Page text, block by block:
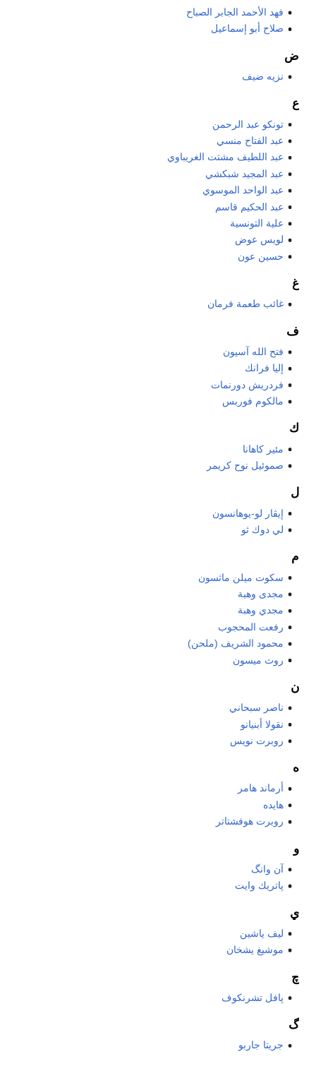
فهد الأحمد الجابر الصباح
صلاح أبو إسماعيل
ض
نزيه ضيف
ع
تونكو عبد الرحمن
عبد الفتاح منسي
عبد اللطيف مشتت الغريباوي
عبد المجيد شبكشي
عبد الواحد الموسوي
عبد الحكيم قاسم
علية التونسية
لويس عوض
حسين عون
غ
غائب طعمة فرمان
ف
فتح الله آسيون
إليا فرانك
فردريش دورنمات
مالكوم فوربس
ك
مئير كاهانا
صموئيل نوح كريمر
ل
إيڤار لو-يوهانسون
لي دوك ثو
م
سكوت ميلن ماثسون
مجدى وهبة
مجدي وهبة
رفعت المحجوب
محمود الشريف (ملحن)
روث ميسون
ن
ناصر سبحاني
نقولا أبنيانو
روبرت نويس
ه
أرماند هامر
هايده
روبرت هوفشتاتر
و
آن وانگ
پاتريك وايت
ي
ليف ياشين
موشيغ يشخان
چ
پافل تشرنكوف
گ
جريتا جاربو